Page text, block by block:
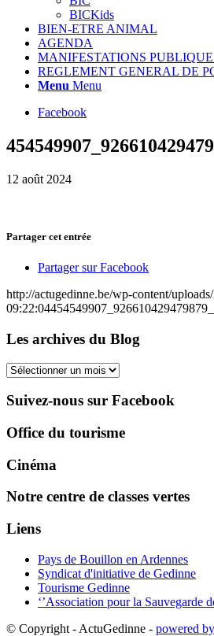
BICKids
BIEN-ETRE ANIMAL
AGENDA
MANIFESTATIONS
REGLEMENT GENERAL DE
Menu Menu
Facebook
12 août 2024
Partager cet entrée
Partager sur Facebook
http://actugedinne.be/wp-content/
09:22:04
Les archives du Blog
Les
du
Suivez-nous sur Facebook
Office du tourisme
Cinéma
Notre centre de classes vertes
Liens
Pays de Bouillon en Ardennes
Syndicat d'initiative de Gedinne
Tourisme Gedinne
‘’Association pour la Sauvegarde
© Copyright - ActuGedinne - powered